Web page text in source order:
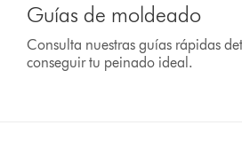
Guías de moldeado
Consulta nuestras guías rápidas
conseguir tu peinado ideal.